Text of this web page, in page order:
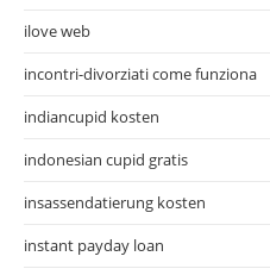
ilove web
incontri-divorziati come funziona
indiancupid kosten
indonesian cupid gratis
insassendatierung kosten
instant payday loan